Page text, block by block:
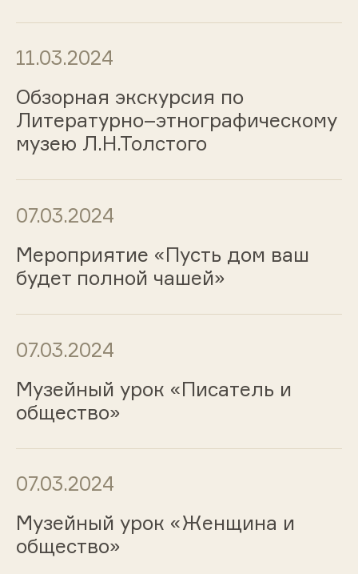
11.03.2024
Обзорная экскурсия по
Литературно–этнографическому
музею Л.Н.Толстого
07.03.2024
Мероприятие «Пусть дом ваш
будет полной чашей»
07.03.2024
Музейный урок «Писатель и
общество»
07.03.2024
Музейный урок «Женщина и
общество»